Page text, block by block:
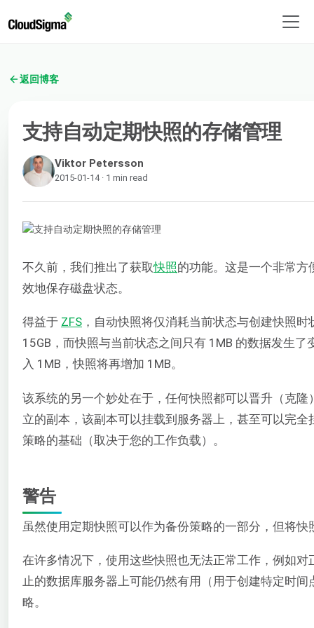
返回博客
支持自动定期快照的存储管理
Viktor Petersson
2015-01-14 · 1 min read
不久前，我们推出了获取快照的功能。这是一个非常
效地保存磁盘状态。
得益于 ZFS ，自动快照将仅消耗当前状态与创建快照时
15GB，而快照与当前状态之间只有 1MB 的数据发生
入 1MB，快照将再增加 1MB。
该系统的另一个妙处在于，任何快照都可以晋升（克
立的副本，该副本可以挂载到服务器上，甚至可以完
策略的基础（取决于您的工作负载）。
警告
虽然使用定期快照可以作为备份策略的一部分，但将
在许多情况下，使用这些快照也无法正常工作，例如
止的数据库服务器上可能仍然有用（用于创建特定时
略。